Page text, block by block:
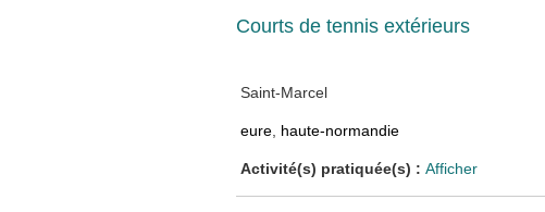
Courts de tennis extérieurs
Saint-Marcel
eure, haute-normandie
Activité(s) pratiquée(s) : Afficher